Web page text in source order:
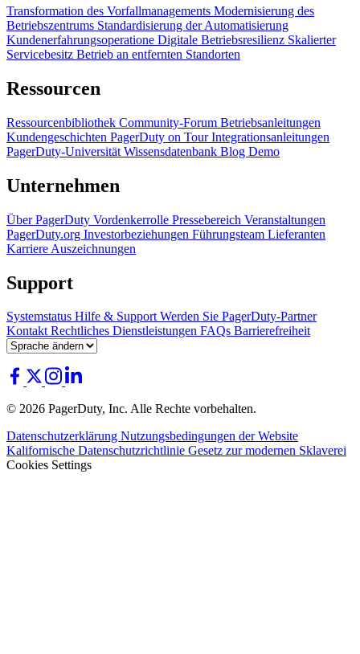
Transformation des Vorfallmanagements Modernisierung des
Betriebszentrums Standardisierung der Automatisierung
Kundenerfahrungsoperatione Digitale Betriebsresilienz Skalierter
Servicebesitz Betrieb an entfernten Standorten
Ressourcen
Ressourcenbibliothek Community-Forum Betriebsanleitungen
Kundengeschichten PagerDuty on TourIntegrationsanleitungen
PagerDuty-Universität Wissensdatenbank Blog Demo
Unternehmen
Über PagerDuty Vordenkerrolle Pressebereich Veranstaltungen
PagerDuty.org Investorbeziehungen Führungsteam Lieferanten
Karriere Auszeichnungen
Support
Systemstatus Hilfe & SupportWerden Sie PagerDuty-Partner
KontaktRechtliches Dienstleistungen FAQs Barrierefreiheit
© 2026 PagerDuty, Inc. Alle Rechte vorbehalten.
Datenschutzerklärung Nutzungsbedingungen der Website
Kalifornische Datenschutzrichtlinie Gesetz zur modernen Sklaverei
Cookies Settings